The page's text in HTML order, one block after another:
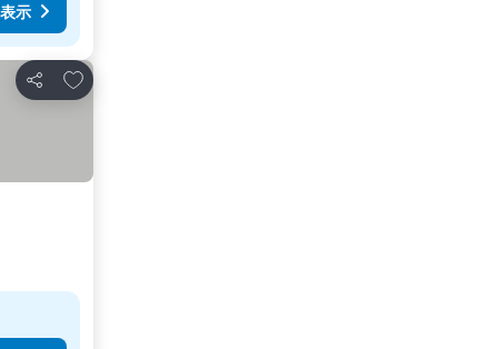
示
シェア
お気に入りに追加